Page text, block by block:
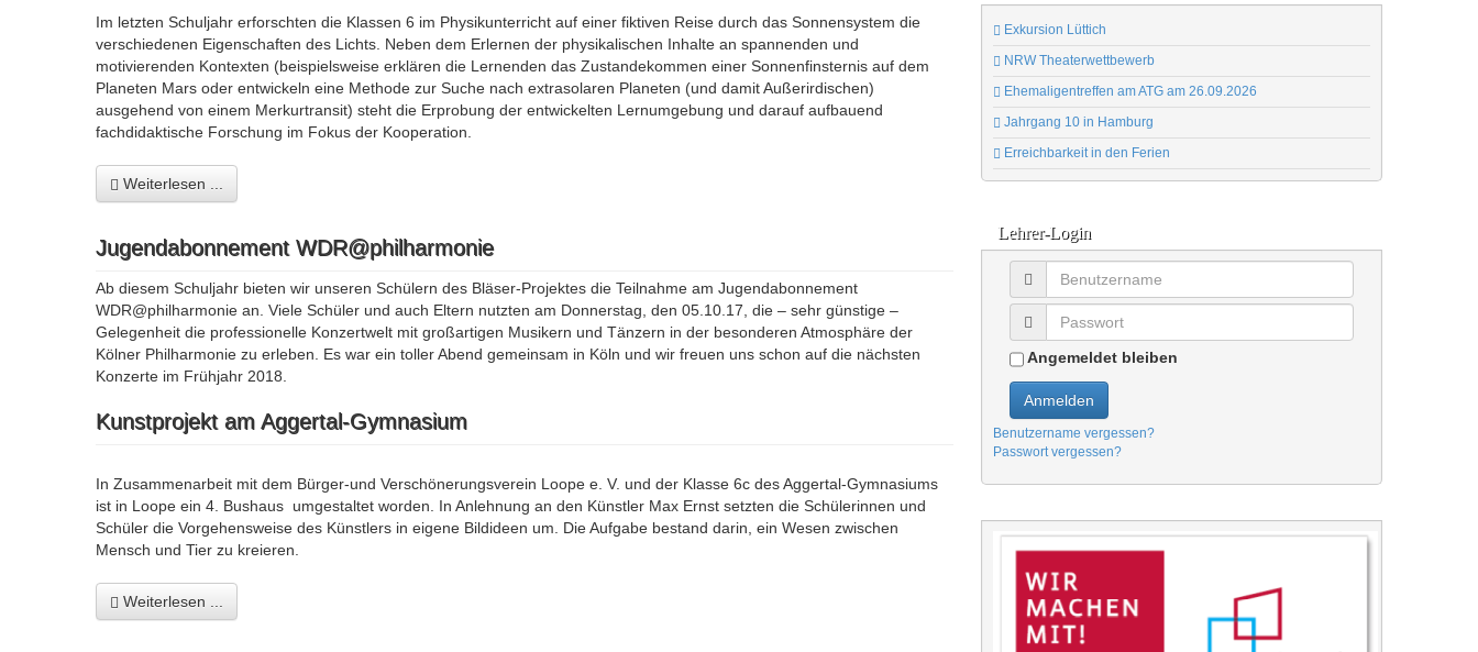
Im letzten Schuljahr erforschten die Klassen 6 im Physikunterricht auf einer fiktiven Reise durch das Sonnensystem die
verschiedenen Eigenschaften des Lichts. Neben dem Erlernen der physikalischen Inhalte an spannenden und
motivierenden Kontexten (beispielsweise erklären die Lernenden das Zustandekommen einer Sonnenfinsternis auf dem
Planeten Mars oder entwickeln eine Methode zur Suche nach extrasolaren Planeten (und damit Außerirdischen)
ausgehend von einem Merkurtransit) steht die Erprobung der entwickelten Lernumgebung und darauf aufbauend
fachdidaktische Forschung im Fokus der Kooperation.
Weiterlesen ...
Jugendabonnement WDR@philharmonie
Ab diesem Schuljahr bieten wir unseren Schülern des Bläser-Projektes die Teilnahme am Jugendabonnement
WDR@philharmonie an. Viele Schüler und auch Eltern nutzten am Donnerstag, den 05.10.17, die – sehr günstige –
Gelegenheit die professionelle Konzertwelt mit großartigen Musikern und Tänzern in der besonderen Atmosphäre der
Kölner Philharmonie zu erleben. Es war ein toller Abend gemeinsam in Köln und wir freuen uns schon auf die nächsten
Konzerte im Frühjahr 2018.
Kunstprojekt am Aggertal-Gymnasium
In Zusammenarbeit mit dem Bürger-und Verschönerungsverein Loope e. V. und der Klasse 6c des Aggertal-Gymnasiums
ist in Loope ein 4. Bushaus umgestaltet worden. In Anlehnung an den Künstler Max Ernst setzten die Schülerinnen und
Schüler die Vorgehensweise des Künstlers in eigene Bildideen um. Die Aufgabe bestand darin, ein Wesen zwischen
Mensch und Tier zu kreieren.
Weiterlesen ...
Exkursion Lüttich
NRW Theaterwettbewerb
Ehemaligentreffen am ATG am 26.09.2026
Jahrgang 10 in Hamburg
Erreichbarkeit in den Ferien
Lehrer-Login
Angemeldet bleiben
Anmelden
Benutzername vergessen?
Passwort vergessen?